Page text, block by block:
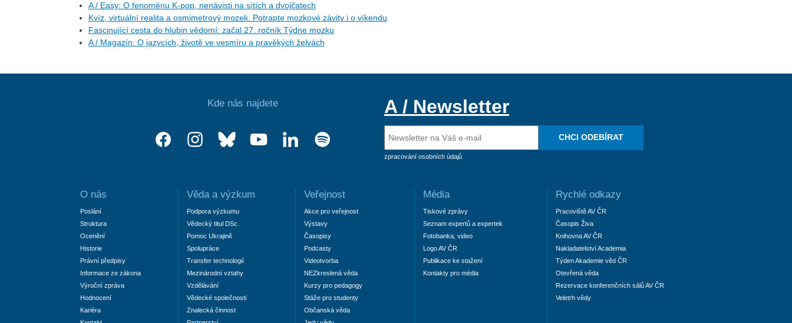
A / Easy: O fenoménu K-pop, nenávisti na sítích a dvojčatech
Kvíz, virtuální realita a osmimetrový mozek. Potrapte mozkové závity i o víkendu
Fascinující cesta do hlubin vědomí: začal 27. ročník Týdne mozku
A / Magazín: O jazycích, životě ve vesmíru a pravěkých želvách
Kde nás najdete A / Newsletter
zpracování osobních údajů
CHCI ODEBÍRAT
O nás
Poslání
Struktura
Ocenění
Historie
Právní předpisy
Informace ze zákona
Výroční zpráva
Hodnocení
Kariéra
Věda a výzkum
Podpora výzkumu
Vědecký titul DSc.
Pomoc Ukrajině
Spolupráce
Transfer technologií
Mezinárodní vztahy
Vzdělávání
Vědecké společnosti
Znalecká činnost
Veřejnost
Akce pro veřejnost
Výstavy
Časopisy
Podcasty
Videotvorba
NEZkreslená věda
Kurzy pro pedagogy
Stáže pro studenty
Občanská věda
Média
Tiskové zprávy
Seznam expertů a expertek
Fotobanka, video
Logo AV ČR
Publikace ke stažení
Kontakty pro média
Rychlé odkazy
Pracoviště AV ČR
Časopis Živa
Knihovna AV ČR
Nakladatelství Academia
Týden Akademie věd ČR
Otevřená věda
Rezervace konferenčních sálů AV ČR
Veletrh vědy